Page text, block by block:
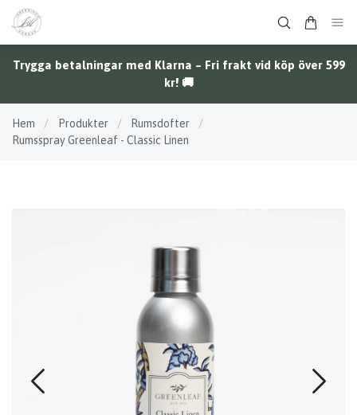
Trygga betalningar med Klarna – Fri frakt vid köp över 599
kr! 🚚
Hem / Produkter / Rumsdofter
/
Rumsspray Greenleaf - Classic Linen